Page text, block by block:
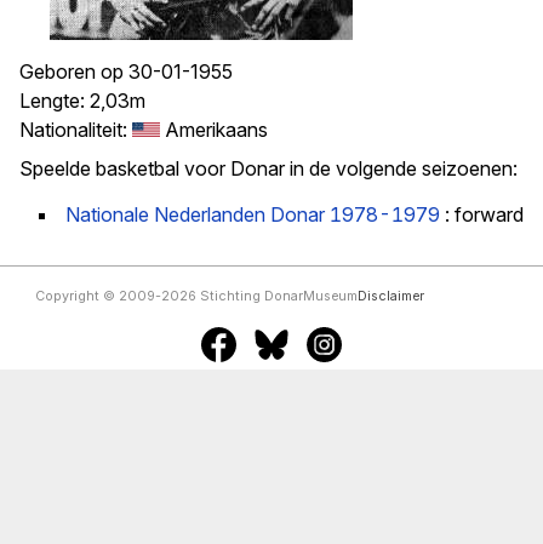
Geboren op 30-01-1955
Lengte: 2,03m
Nationaliteit:
Amerikaans
Speelde basketbal voor Donar in de volgende seizoenen:
Nationale Nederlanden Donar 1978-1979 : forward
Copyright © 2009-2026 Stichting DonarMuseum Disclaimer